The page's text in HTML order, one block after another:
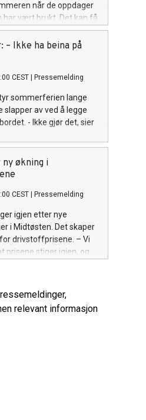
når de oppdager
har vært brukt. Det kan få
for forsikring og
NAF.
– Ikke ha beina på
CEST Pressemelding
sommerferien lange
slapper av ved å legge
- Ikke gjør det, sier
økning i
CEST Pressemelding
igjen etter nye
i Midtøsten. Det skaper
drivstoffprisene. – Vi
prisene stiger igjen, og
Handagard,
relevant informasjon